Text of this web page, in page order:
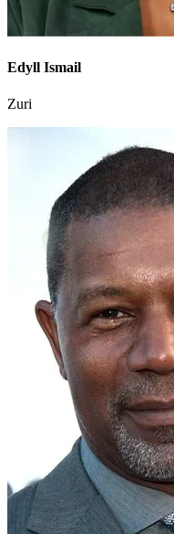
Edyll Ismail
Zuri